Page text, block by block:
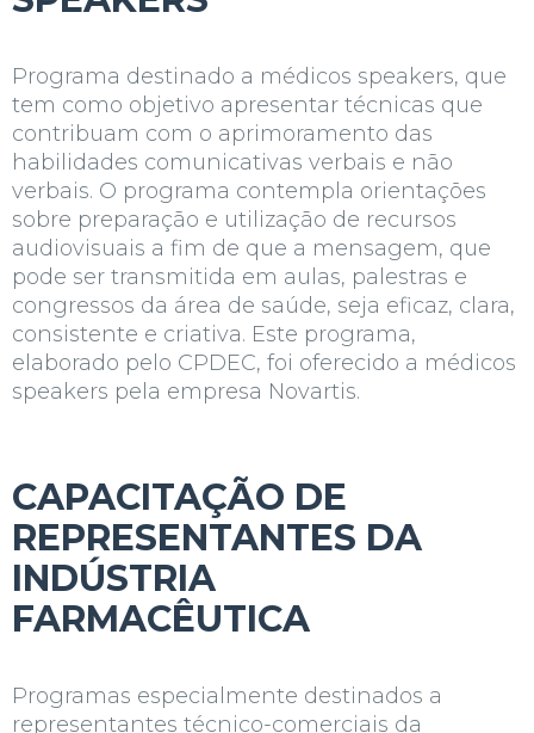
Programa destinado a médicos speakers, que
tem como objetivo apresentar técnicas que
contribuam com o aprimoramento das
habilidades comunicativas verbais e não
verbais. O programa contempla orientações
sobre preparação e utilização de recursos
audiovisuais a fim de que a mensagem, que
pode ser transmitida em aulas, palestras e
congressos da área de saúde, seja eficaz, clara,
consistente e criativa. Este programa,
elaborado pelo CPDEC, foi oferecido a médicos
speakers pela empresa Novartis.
CAPACITAÇÃO DE
REPRESENTANTES DA
INDÚSTRIA
FARMACÊUTICA
Programas especialmente destinados a
representantes técnico-comerciais da